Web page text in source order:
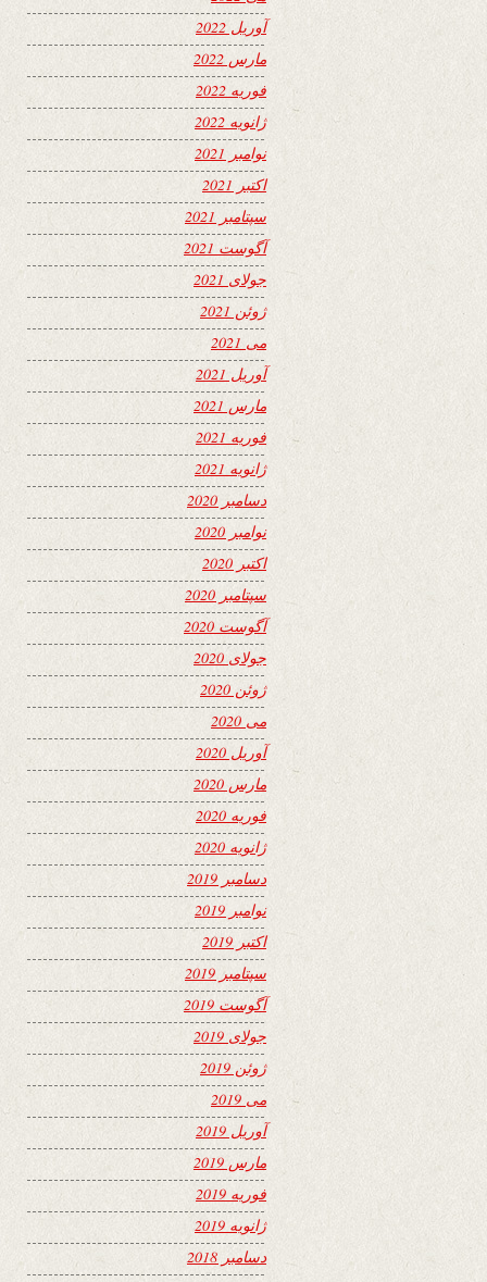
آوریل 2022
مارس 2022
فوریه 2022
ژانویه 2022
نوامبر 2021
اکتبر 2021
سپتامبر 2021
آگوست 2021
جولای 2021
ژوئن 2021
می 2021
آوریل 2021
مارس 2021
فوریه 2021
ژانویه 2021
دسامبر 2020
نوامبر 2020
اکتبر 2020
سپتامبر 2020
آگوست 2020
جولای 2020
ژوئن 2020
می 2020
آوریل 2020
مارس 2020
فوریه 2020
ژانویه 2020
دسامبر 2019
نوامبر 2019
اکتبر 2019
سپتامبر 2019
آگوست 2019
جولای 2019
ژوئن 2019
می 2019
آوریل 2019
مارس 2019
فوریه 2019
ژانویه 2019
دسامبر 2018